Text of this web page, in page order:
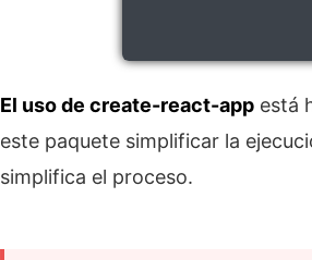
El uso de create-react-app está
este paquete simplificar la
simplifica el proceso.